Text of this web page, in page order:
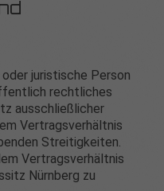
juristische Person
rechtliches
ausschließlicher
Vertragsverhältnis
Streitigkeiten.
Vertragsverhältnis
Nürnberg zu